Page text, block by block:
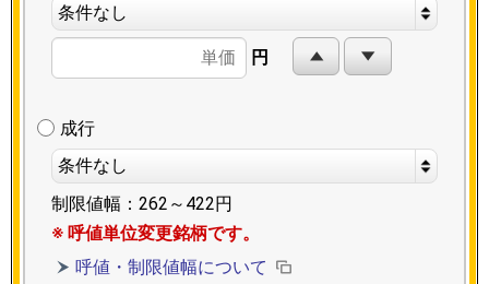
条件なし
円
成行
条件なし
制限値幅： 262～422円
呼値単位変更銘柄です。
呼値・制限値幅について